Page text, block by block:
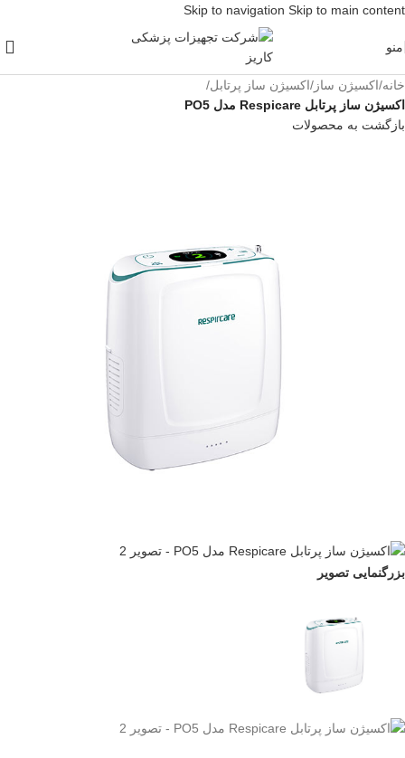
Skip to navigation Skip to main content
منو
خانه/اکسیژن ساز /اکسیژن ساز پرتابل/
اکسیژن ساز پرتابل Respicare مدل PO5
بازگشت به محصولات
بزرگنمایی تصویر